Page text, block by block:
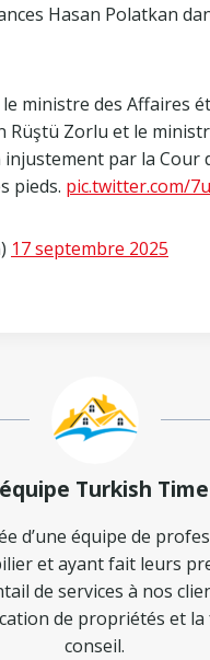
Hasan Polatkan
ministre des Affaires
Zorlu et le
par la Cour
pieds. pic.twitter.com/
17 septembre 2025
Turkish Time
d’une équipe de
et ayant fait leurs
de services à nos
de propriétés et
conseil.